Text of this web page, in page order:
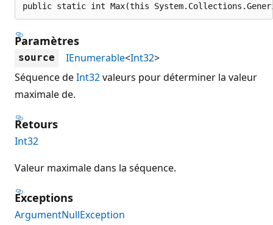
public static int Max(this
Paramètres
source IEnumerable<Int32>
Séquence deInt32valeurs pour déterminer la valeur
maximale de.
Retours
Int32
Valeur maximale dans la séquence.
Exceptions
ArgumentNullException